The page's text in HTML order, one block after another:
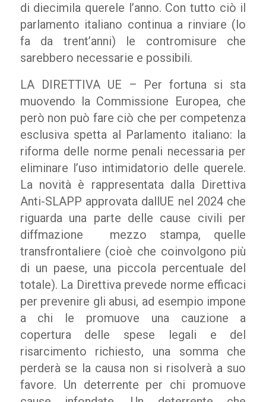
di diecimila querele l’anno. Con tutto ciò il
parlamento italiano continua a rinviare (lo
fa da trent’anni) le contromisure che
sarebbero necessarie e possibili.
LA DIRETTIVA UE – Per fortuna si sta
muovendo la Commissione Europea, che
però non può fare ciò che per competenza
esclusiva spetta al Parlamento italiano: la
riforma delle norme penali necessaria per
eliminare l’uso intimidatorio delle querele.
La novità è rappresentata dalla Direttiva
Anti-SLAPP approvata dallUE nel 2024 che
riguarda una parte delle cause civili per
diffmazione
mezzo stampa, quelle
transfrontaliere (cioè che coinvolgono più
di un paese, una piccola percentuale del
totale). La Direttiva prevede norme efficaci
per prevenire gli abusi, ad esempio impone
a chi le promuove una cauzione a
copertura delle spese legali e del
risarcimento richiesto, una somma che
perderà se la causa non si risolverà a suo
favore. Un deterrente per chi promuove